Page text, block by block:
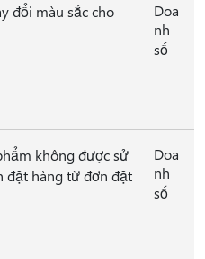
đổi màu sắc cho
Doa
nh
số
không được sử
đặt hàng từ đơn đặt
Doa
nh
số